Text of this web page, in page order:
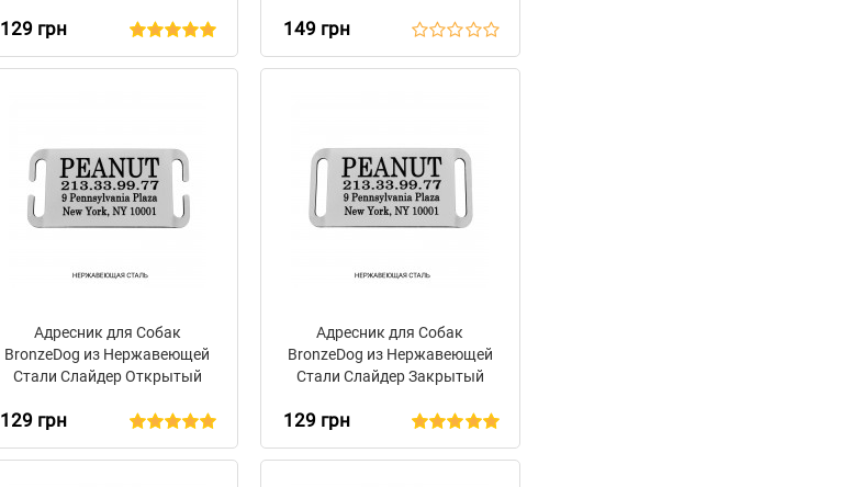
129 грн 149 грн
Адресник для Собак
BronzeDog из Нержавеющей
Стали Слайдер Открытый
129 грн
Адресник для Собак
BronzeDog из Нержавеющей
Стали Слайдер Закрытый
129 грн